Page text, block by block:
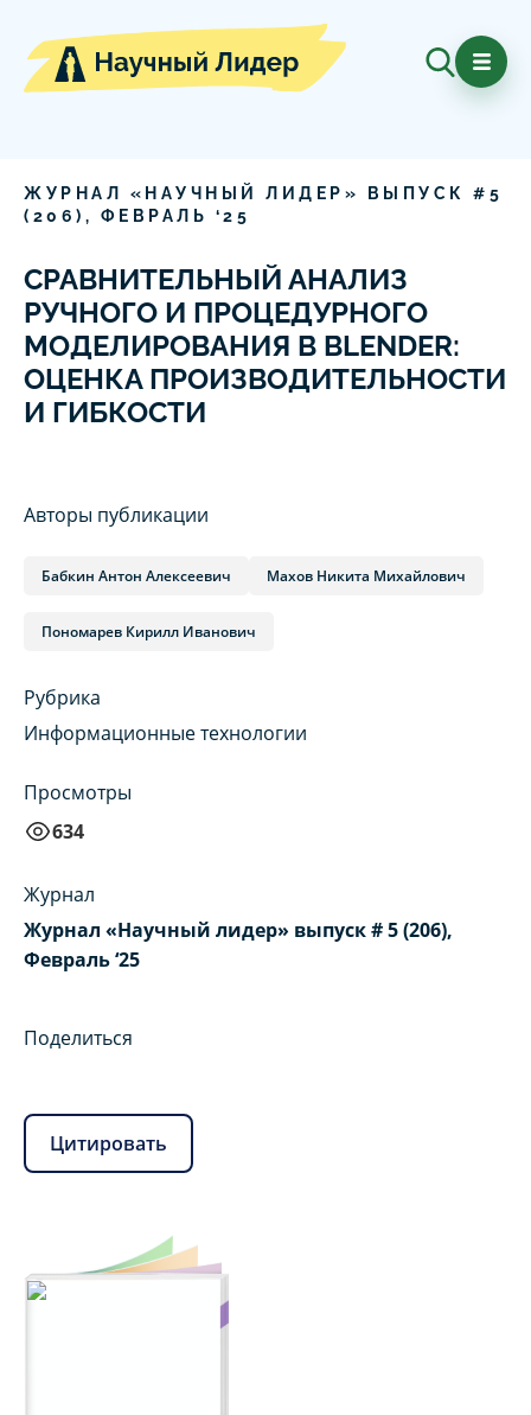
ЖУРНАЛ «НАУЧНЫЙ ЛИДЕР» ВЫПУСК # 5
( 206 ), ФЕВРАЛЬ ‘25
СРАВНИТЕЛЬНЫЙ АНАЛИЗ
РУЧНОГО И ПРОЦЕДУРНОГО
МОДЕЛИРОВАНИЯ В BLENDER:
ОЦЕНКА ПРОИЗВОДИТЕЛЬНОСТИ
И ГИБКОСТИ
Авторы публикации
Бабкин Антон Алексеевич Махов Никита Михайлович
Пономарев Кирилл Иванович
Рубрика
Информационные технологии
Просмотры
634
Журнал
Журнал «Научный лидер» выпуск # 5 (206),
Февраль ‘25
Поделиться
Цитировать